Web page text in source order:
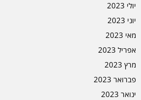
יולי 2023
יוני 2023
מאי 2023
אפריל 2023
מרץ 2023
פברואר 2023
ינואר 2023